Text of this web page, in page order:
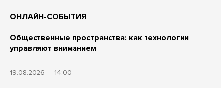
ОНЛАЙН-СОБЫТИЯ
Общественные пространства: как технологии
управляют вниманием
19.08.2026 14:00